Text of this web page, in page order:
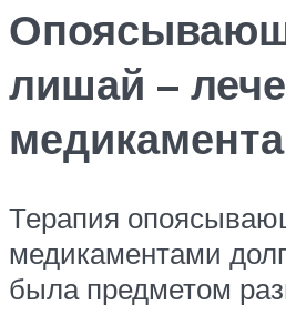
лишай –
Терапия
медикаментами
была предметом